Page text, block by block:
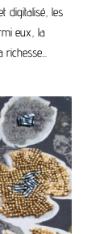
digitalisé, les
eux, la